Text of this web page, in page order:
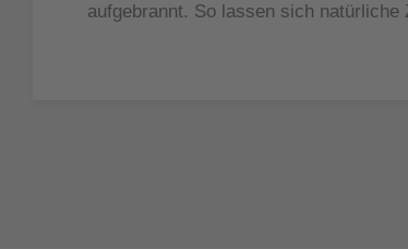
aufgebrannt. So lassen sich